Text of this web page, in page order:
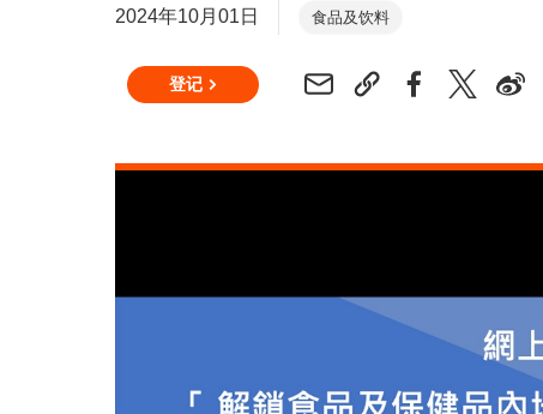
2024年10月01日 食品及饮料
登记